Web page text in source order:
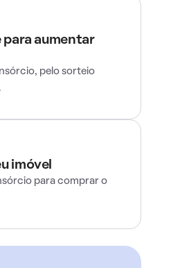
para aumentar
pelo sorteio
imóvel
para comprar o